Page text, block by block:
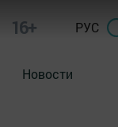
16+ РУС
Новости